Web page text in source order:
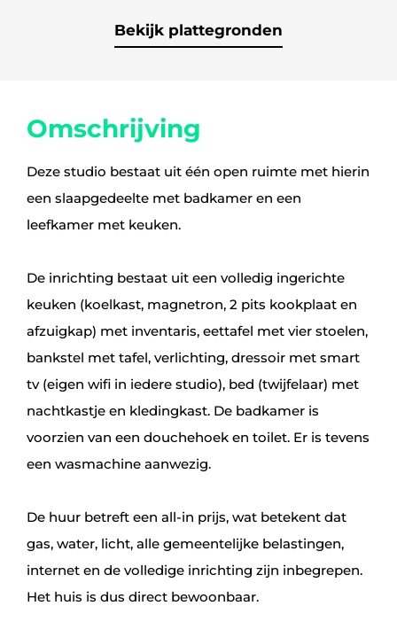
Bekijk plattegronden
Omschrijving
Deze studio bestaat uit één open ruimte met hierin
een slaapgedeelte met badkamer en een
leefkamer met keuken.
De inrichting bestaat uit een volledig ingerichte
keuken (koelkast, magnetron, 2 pits kookplaat en
afzuigkap) met inventaris, eettafel met vier stoelen,
bankstel met tafel, verlichting, dressoir met smart
tv (eigen wifi in iedere studio), bed (twijfelaar) met
nachtkastje en kledingkast. De badkamer is
voorzien van een douchehoek en toilet. Er is tevens
een wasmachine aanwezig.
De huur betreft een all‑in prijs, wat betekent dat
gas, water, licht, alle gemeentelijke belastingen,
internet en de volledige inrichting zijn inbegrepen.
Het huis is dus direct bewoonbaar.